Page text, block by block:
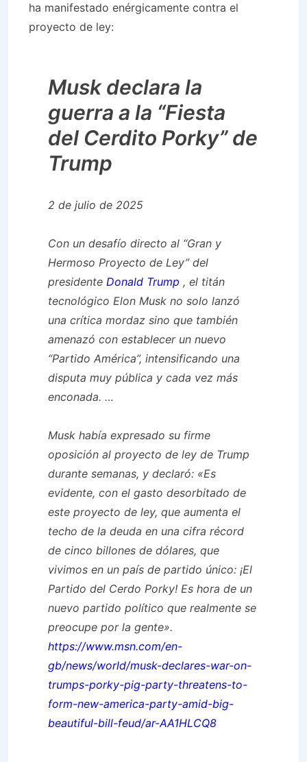
ha manifestado enérgicamente contra el
proyecto de ley:
Musk declara la
guerra a la “Fiesta
del Cerdito Porky” de
Trump
2 de julio de 2025
Con un desafío directo al “Gran y
Hermoso Proyecto de Ley” del
presidente Donald Trump , el titán
tecnológico Elon Musk no solo lanzó
una crítica mordaz sino que también
amenazó con establecer un nuevo
“Partido América”, intensificando una
disputa muy pública y cada vez más
enconada. …
Musk había expresado su firme
oposición al proyecto de ley de Trump
durante semanas, y declaró: «Es
evidente, con el gasto desorbitado de
este proyecto de ley, que aumenta el
techo de la deuda en una cifra récord
de cinco billones de dólares, que
vivimos en un país de partido único: ¡El
Partido del Cerdo Porky! Es hora de un
nuevo partido político que realmente se
preocupe por la gente».
https://www.msn.com/en-
gb/news/world/musk-declares-war-on-
trumps-porky-pig-party-threatens-to-
form-new-america-party-amid-big-
beautiful-bill-feud/ar-AA1HLCQ8